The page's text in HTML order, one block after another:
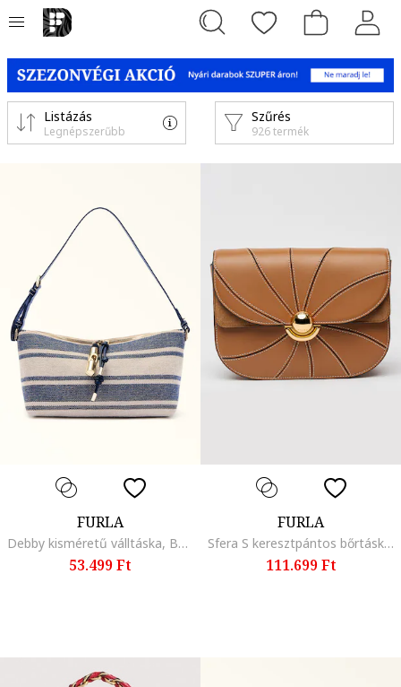
Szűrés
926 termék
Listázás
Legnépszerűbb
FURLA
Debby kisméretű válltáska, Bézs/Kék
53.499 Ft
FURLA
Sfera S keresztpántos bőrtáska, Fahéjbarna
111.699 Ft